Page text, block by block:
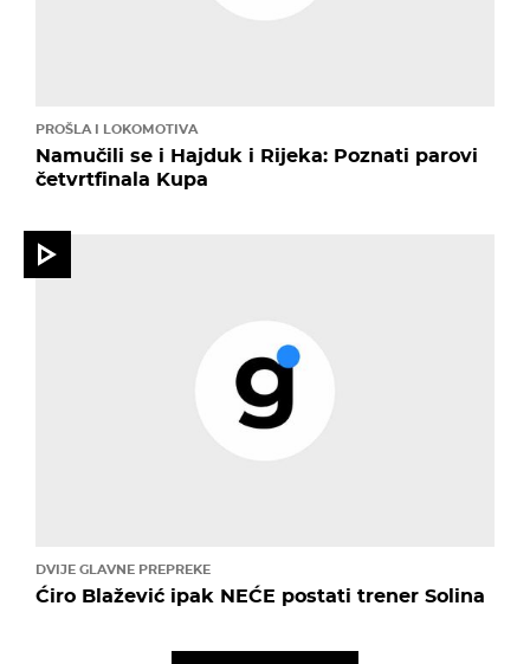
PROŠLA I LOKOMOTIVA
Namučili se i Hajduk i Rijeka: Poznati parovi
četvrtfinala Kupa
DVIJE GLAVNE PREPREKE
Ćiro Blažević ipak NEĆE postati trener Solina